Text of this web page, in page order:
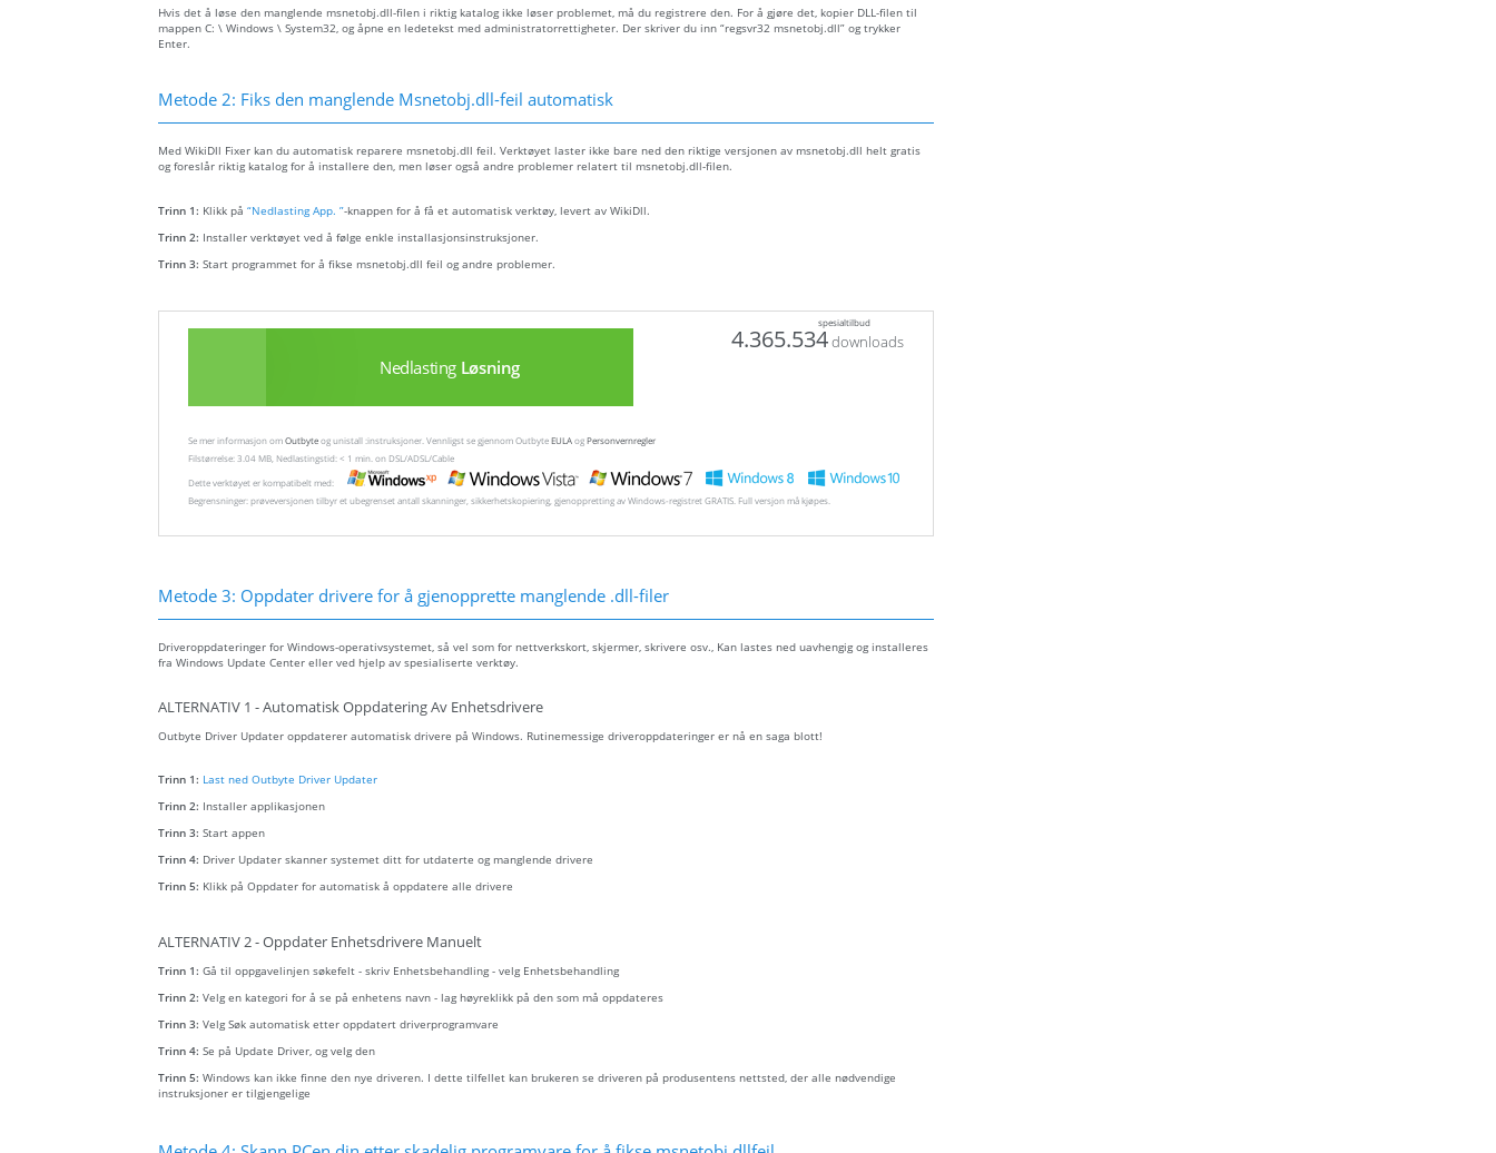
Hvis det å løse den manglende msnetobj.dll-filen i riktig katalog ikke løser problemet, må du registrere den. For å gjøre det, kopier DLL-filen til
mappen C: \ Windows \ System32, og åpne en ledetekst med administratorrettigheter. Der skriver du inn “regsvr32 msnetobj.dll” og trykker
Enter.
Metode 2: Fiks den manglende Msnetobj.dll-feil automatisk
Med WikiDll Fixer kan du automatisk reparere msnetobj.dll feil. Verktøyet laster ikke bare ned den riktige versjonen av msnetobj.dll helt gratis
og foreslår riktig katalog for å installere den, men løser også andre problemer relatert til msnetobj.dll-filen.
Trinn 1: Klikk på “Nedlasting App. ”-knappen for å få et automatisk verktøy, levert av WikiDll.
Trinn 2: Installer verktøyet ved å følge enkle installasjonsinstruksjoner.
Trinn 3: Start programmet for å fikse msnetobj.dll feil og andre problemer.
spesialtilbud
Nedlasting Løsning
4.365.534downloads
Se mer informasjon omOutbyteog unistall :instruksjoner. Vennligst se gjennom OutbyteEULAogPersonvernregler
Filstørrelse: 3.04 MB, Nedlastingstid: < 1 min. on DSL/ADSL/Cable
Dette verktøyet er kompatibelt med:
Begrensninger: prøveversjonen tilbyr et ubegrenset antall skanninger, sikkerhetskopiering, gjenoppretting av Windows-registret GRATIS. Full versjon må kjøpes.
Metode 3: Oppdater drivere for å gjenopprette manglende .dll-filer
Driveroppdateringer for Windows-operativsystemet, så vel som for nettverkskort, skjermer, skrivere osv., Kan lastes ned uavhengig og installeres
fra Windows Update Center eller ved hjelp av spesialiserte verktøy.
ALTERNATIV 1 - Automatisk Oppdatering Av Enhetsdrivere
Outbyte Driver Updater oppdaterer automatisk drivere på Windows. Rutinemessige driveroppdateringer er nå en saga blott!
Trinn 1: Last ned Outbyte Driver Updater
Trinn 2: Installer applikasjonen
Trinn 3: Start appen
Trinn 4: Driver Updater skanner systemet ditt for utdaterte og manglende drivere
Trinn 5: Klikk på Oppdater for automatisk å oppdatere alle drivere
ALTERNATIV 2 - Oppdater Enhetsdrivere Manuelt
Trinn 1: Gå til oppgavelinjen søkefelt - skriv Enhetsbehandling - velg Enhetsbehandling
Trinn 2: Velg en kategori for å se på enhetens navn - lag høyreklikk på den som må oppdateres
Trinn 3: Velg Søk automatisk etter oppdatert driverprogramvare
Trinn 4: Se på Update Driver, og velg den
Trinn 5: Windows kan ikke finne den nye driveren. I dette tilfellet kan brukeren se driveren på produsentens nettsted, der alle nødvendige
instruksjoner er tilgjengelige